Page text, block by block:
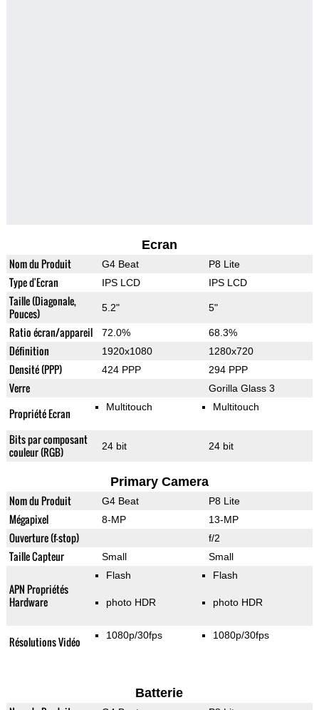
Ecran
Nom du Produit G4 Beat P8 Lite
Type d'Ecran IPS LCD IPS LCD
Taille (Diagonale,
Pouces)
5.2" 5"
Ratio écran/appareil 72.0% 68.3%
Définition 1920x1080 1280x720
Densité (PPP) 424 PPP 294 PPP
Verre Gorilla Glass 3
Propriété Ecran Multitouch Multitouch
Bits par composant
couleur (RGB)
24 bit 24 bit
Primary Camera
Nom du Produit G4 Beat P8 Lite
Mégapixel 8-MP 13-MP
Ouverture (f-stop) f/2
Taille Capteur Small Small
APN Propriétés
Hardware
Flash
photo HDR
Flash
photo HDR
Résolutions Vidéo 1080p/30fps 1080p/30fps
Batterie